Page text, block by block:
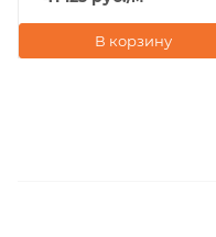
В корзину